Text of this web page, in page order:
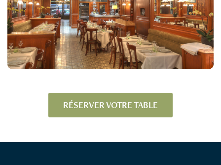
RÉSERVER VOTRE TABLE